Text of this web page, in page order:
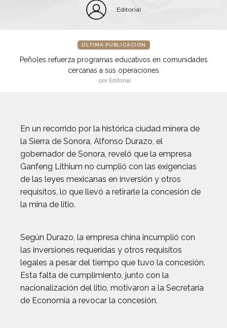
Editorial
ÚLTIMA PUBLICACIÓN
Peñoles refuerza programas educativos en comunidades
cercanas a sus operaciones
por Editorial
En un recorrido por la histórica ciudad minera de
la Sierra de Sonora, Alfonso Durazo, el
gobernador de Sonora, reveló que la empresa
Ganfeng Lithium no cumplió con las exigencias
de las leyes mexicanas en inversión y otros
requisitos, lo que llevó a retirarle la concesión de
la mina de litio.
Según Durazo, la empresa china incumplió con
las inversiones requeridas y otros requisitos
legales a pesar del tiempo que tuvo la concesión.
Esta falta de cumplimiento, junto con la
nacionalización del litio, motivaron a la Secretaría
de Economía a revocar la concesión.